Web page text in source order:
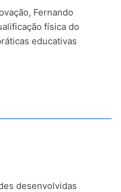
Fernando
física do
educativas
desenvolvidas